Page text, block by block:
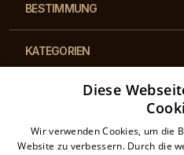
BESTIMMUNG
KATEGORIEN
BESTIMMUNGEN
KONTAKT
Diese
Wir verwenden Cookies, um die
Website zu verbessern. Durch die